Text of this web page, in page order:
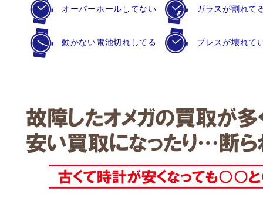
オーバーホールしてない ガラスが割れて
動かない電池切れしてる ブレスが壊れて